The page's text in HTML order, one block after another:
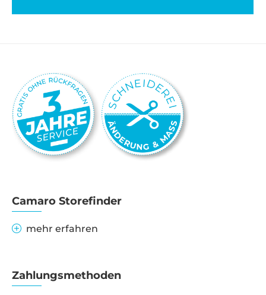
Camaro Storefinder
mehr erfahren
Zahlungsmethoden